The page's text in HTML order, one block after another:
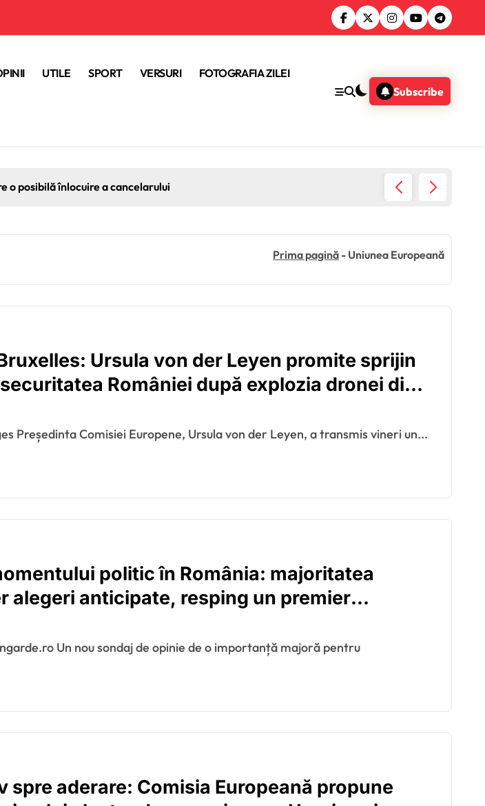
UTILE SPORT VERSURI FOTOGRAFIA ZILEI
Subscribe
o posibilă înlocuire a cancelarului
Prima pagină - Uniunea Europeană
Ursula von der Leyen promite sprijin
României după explozia dronei din
incidentul în contextul amenințărilor
estică a Uniunii Europene
Președinta Comisiei Europene, Ursula von der Leyen, a transmis vineri un...
politic în România: majoritatea
alegeri anticipate, resping un premier
parteneriatul cu Uniunea Europeană
spre aderare: Comisia Europeană propune